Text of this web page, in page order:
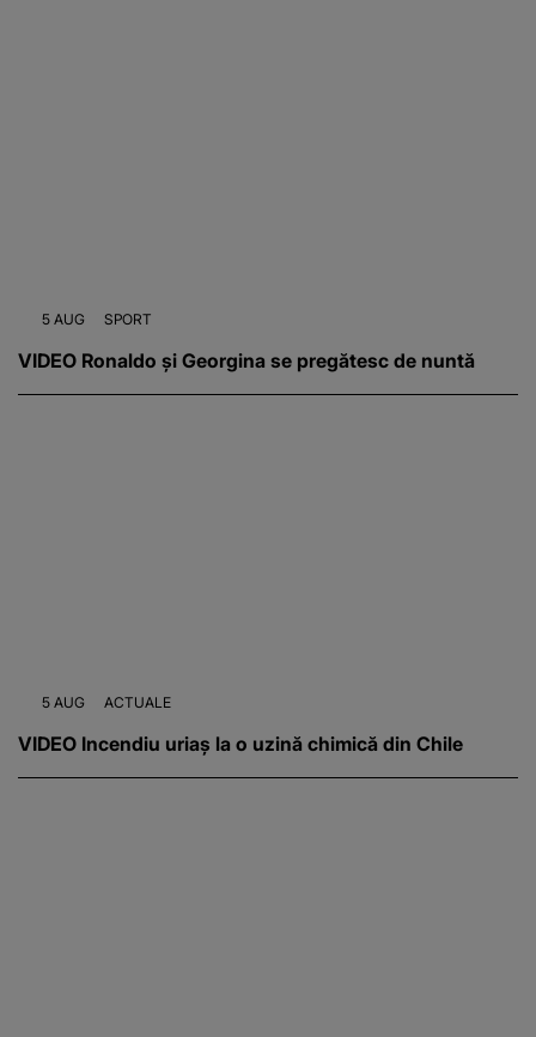
5 AUG SPORT
VIDEO Ronaldo și Georgina se pregătesc de nuntă
5 AUG ACTUALE
VIDEO Incendiu uriaș la o uzină chimică din Chile